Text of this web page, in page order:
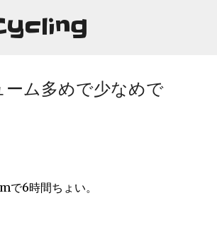
ム多めで少なめで
で6時間ちょい。